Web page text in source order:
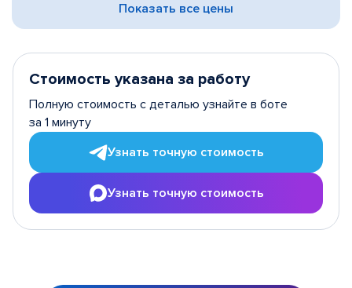
Показать все цены
Стоимость указана за работу
Полную стоимость с деталью узнайте в боте
за 1 минуту
Узнать точную стоимость
Узнать точную стоимость